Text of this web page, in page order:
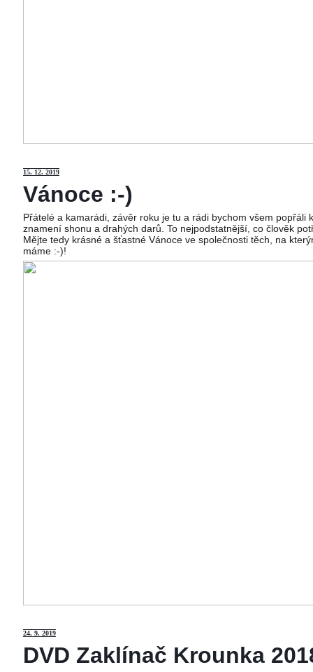
15. 12. 2019
Vánoce :-)
Přátelé a kamarádi, závěr roku je tu a rádi bychom všem
znamení shonu a drahých darů. To nejpodstatnější, co člověk
Mějte tedy krásné a šťastné Vánoce ve společnosti těch, na
máme :-)!
24. 9. 2019
DVD Zaklínač Krounka